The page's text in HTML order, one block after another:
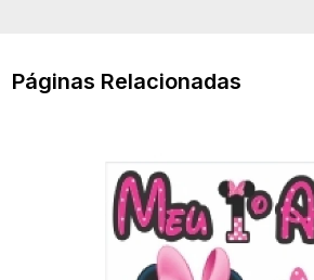
Páginas Relacionadas